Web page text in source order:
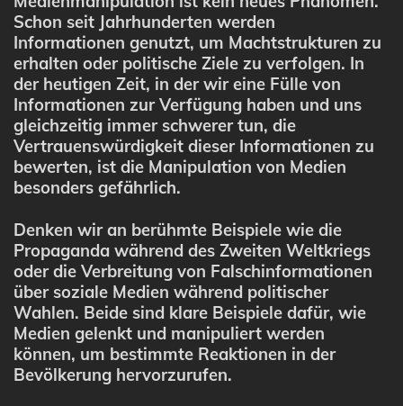
Schon seit Jahrhunderten werden
Informationen genutzt, um Machtstrukturen zu
erhalten oder politische Ziele zu verfolgen. In
der heutigen Zeit, in der wir eine Fülle von
Informationen zur Verfügung haben und uns
gleichzeitig immer schwerer tun, die
Vertrauenswürdigkeit dieser Informationen zu
bewerten, ist die Manipulation von Medien
besonders gefährlich.
Denken wir an berühmte Beispiele wie die
Propaganda während des Zweiten Weltkriegs
oder die Verbreitung von Falschinformationen
über soziale Medien während politischer
Wahlen. Beide sind klare Beispiele dafür, wie
Medien gelenkt und manipuliert werden
können, um bestimmte Reaktionen in der
Bevölkerung hervorzurufen.